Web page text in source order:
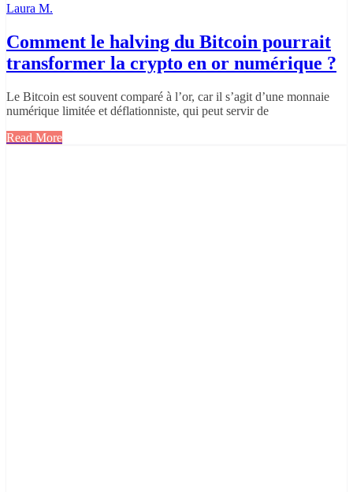
Laura M.
Comment le halving du Bitcoin pourrait
transformer la crypto en or numérique ?
Le Bitcoin est souvent comparé à l’or, car il s’agit d’une monnaie
numérique limitée et déflationniste, qui peut servir de
Read More